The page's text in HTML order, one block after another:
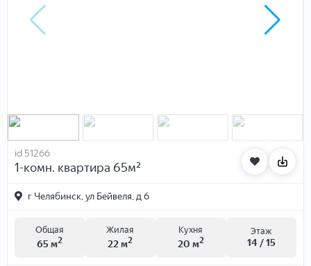
id 51266
1-комн. квартира 65м²
г Челябинск, ул Бейвеля, д 6
Общая
65 м2
Жилая
22 м2
Кухня
20 м2
Этаж
14 / 15